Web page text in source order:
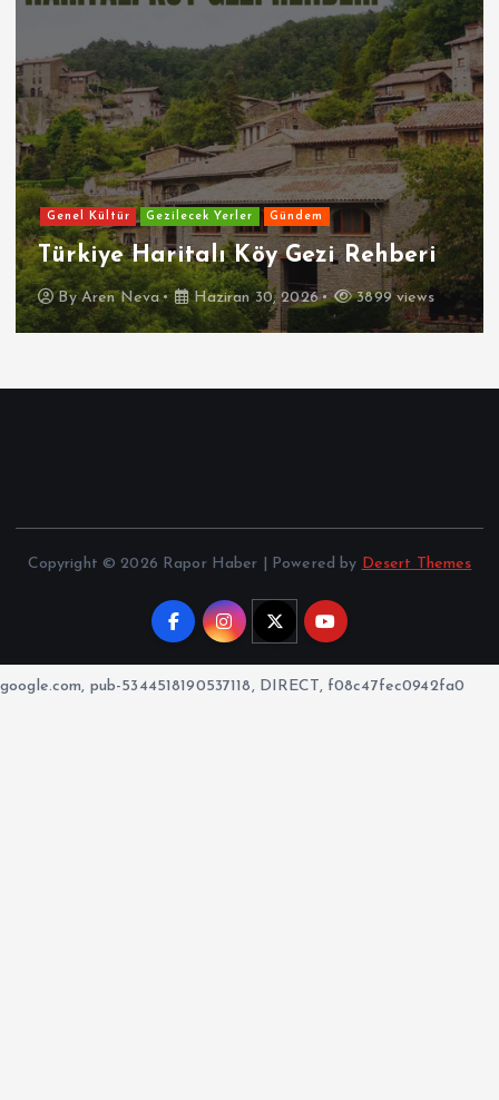
Genel Kültür Gezilecek Yerler Gündem
Türkiye Haritalı Köy Gezi Rehberi
ByAren Neva Haziran 30, 2026 3899 views
Copyright © 2026 Rapor Haber | Powered by Desert Themes
google.com, pub-5344518190537118, DIRECT, f08c47fec0942fa0